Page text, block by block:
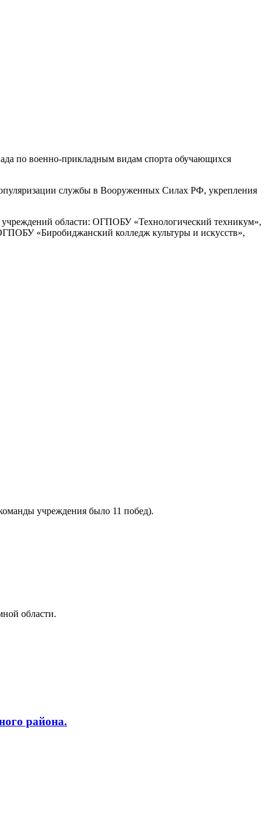
по военно-прикладным видам спорта обучающихся
службы в Вооруженных Силах РФ, укрепления
учреждений области: ОГПОБУ «Технологический техникум»,
«Биробиджанский колледж культуры и искусств»,
учреждения было 11 побед).
области.
района.